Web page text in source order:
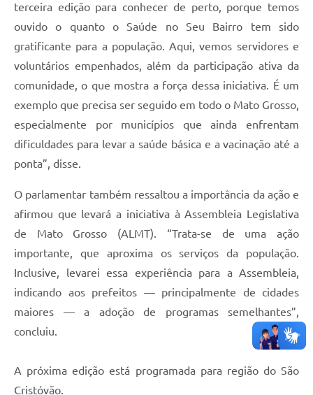
terceira edição para conhecer de perto, porque temos
ouvido o quanto o Saúde no Seu Bairro tem sido
gratificante para a população. Aqui, vemos servidores e
voluntários empenhados, além da participação ativa da
comunidade, o que mostra a força dessa iniciativa. É um
exemplo que precisa ser seguido em todo o Mato Grosso,
especialmente por municípios que ainda enfrentam
dificuldades para levar a saúde básica e a vacinação até a
ponta”, disse.
O parlamentar também ressaltou a importância da ação e
afirmou que levará a iniciativa à Assembleia Legislativa
de Mato Grosso (ALMT). “Trata-se de uma ação
importante, que aproxima os serviços da população.
Inclusive, levarei essa experiência para a Assembleia,
indicando aos prefeitos — principalmente de cidades
maiores — a adoção de programas semelhantes”,
concluiu.
A próxima edição está programada para região do São
Cristóvão.